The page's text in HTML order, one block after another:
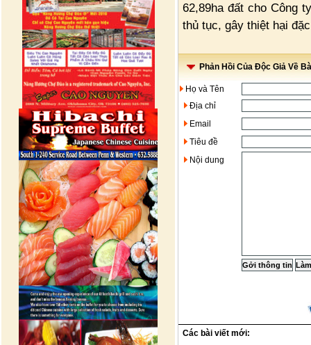
62,89ha đất cho Công
thủ tục, gây thiệt hại
Phản Hồi Của Độc Giả Về
Họ và Tên
Địa chỉ
Email
Tiêu đề
Nội dung
Các bài viết mới: